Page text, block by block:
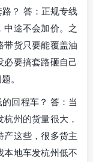
？ 答：正规专线
中途不会加价。之
带货只要能覆盖油
必要搞套路砸自己
。
回程车？ 答：当
州的货量很大，
产这些，很多货主
本地车发杭州低不